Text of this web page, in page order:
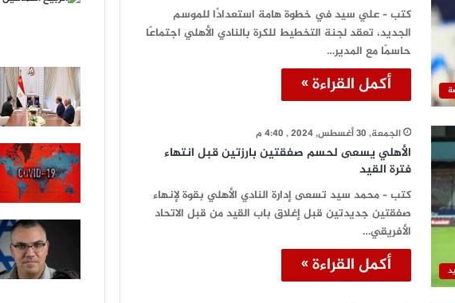
كتب – علي سيد في خطوة هامة استعدادًا للموسم
الجديد، تعقد لجنة التخطيط للكرة بالنادي الأهلي اجتماعًا
حاسمًا مع المدير…
أكمل القراءة »
الجمعة, 30 أغسطس, 2024 , 4:40 م
الأهلي يسعى لحسم صفقتين بارزتين قبل انتهاء
فترة القيد
كتب – محمد سيد تسعى إدارة النادي الأهلي بقوة لإنهاء
صفقتين جديدتين قبل إغلاق باب القيد من قبل الاتحاد
الأفريقي…
أكمل القراءة »